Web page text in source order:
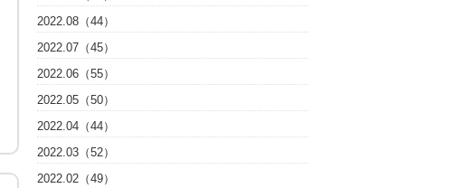
2022.08（44）
2022.07（45）
2022.06（55）
2022.05（50）
2022.04（44）
2022.03（52）
2022.02（49）